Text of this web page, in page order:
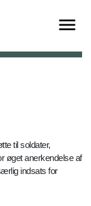
til soldater,
øget anerkendelse af
indsats for